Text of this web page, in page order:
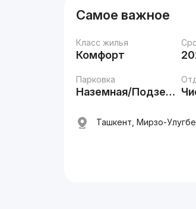
Самое важное
Класс жилья
Комфорт
Парковка
Наземная/Подземная
Ташкент, Мирзо-